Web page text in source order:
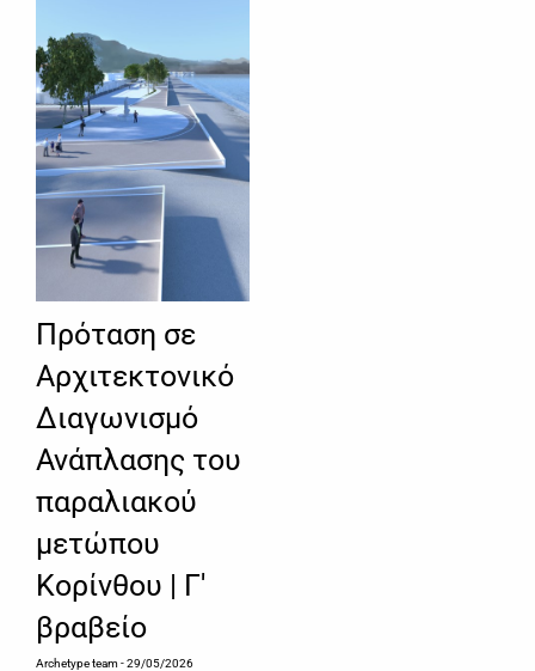
Πρόταση σε
Αρχιτεκτονικό
Διαγωνισμό
Ανάπλασης του
παραλιακού
μετώπου
Κορίνθου | Γ'
βραβείο
Archetype team- 29/05/2026